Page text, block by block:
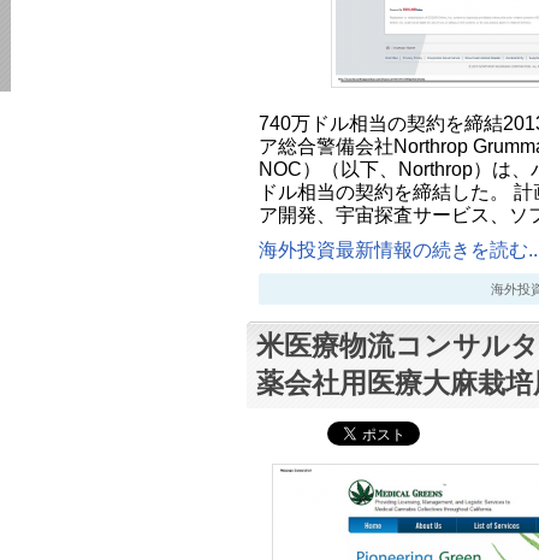
740万ドル相当の契約を締結
ア総合警備会社Northrop
NOC）（以下、Northrop）は
ドル相当の契約を締結した。
ア開発、宇宙探査サービス、
海外投資最新情報の続きを読む
海外投
米医療物流コンサル
薬会社用医療大麻栽